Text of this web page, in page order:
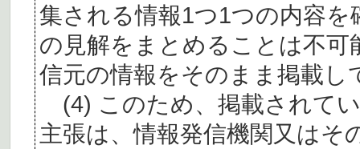
集される情報1つ1つの内容
の見解をまとめることは不
信元の情報をそのまま掲載し
(4) このため、掲載されて
主張は、情報発信機関又はそ